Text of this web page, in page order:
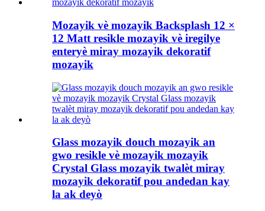
Mozayik vè mozayik Backsplash 12 ×
12 Matt resikle mozayik vè iregilye
enteryè miray mozayik dekoratif
mozayik
Glass mozayik douch mozayik an
gwo resikle vè mozayik mozayik
Crystal Glass mozayik twalèt miray
mozayik dekoratif pou andedan kay
la ak deyò